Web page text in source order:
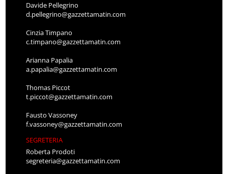
Davide Pellegrino
d.pellegrino@gazzettamatin.com
Cinzia Timpano
c.timpano@gazzettamatin.com
Arianna Papalia
a.papalia@gazzettamatin.com
Thomas Piccot
t.piccot@gazzettamatin.com
Fausto Vassoney
f.vassoney@gazzettamatin.com
SEGRETERIA
Roberta Prodoti
segreteria@gazzettamatin.com